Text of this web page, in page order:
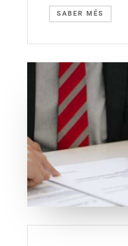
SABER MÉS